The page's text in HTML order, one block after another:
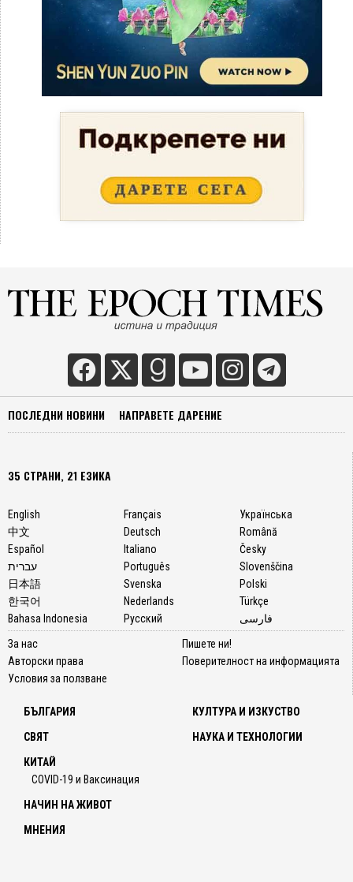
ПОСЛЕДНИ НОВИНИ НАПРАВЕТЕ ДАРЕНИЕ
35 СТРАНИ, 21 ЕЗИКА
English
中文
Español
עברית
日本語
한국어
Bahasa Indonesia
Français
Deutsch
Italiano
Português
Svenska
Nederlands
Русский
Українська
Română
Česky
Slovenščina
Polski
Türkçe
فارسی
За нас
Авторски права
Условия за ползване
Пишете ни!
Поверителност на информацията
БЪЛГАРИЯ
СВЯТ
КИТАЙ
COVID-19 и Ваксинация
КУЛТУРА И ИЗКУСТВО
НАУКА И ТЕХНОЛОГИИ
НАЧИН НА ЖИВОТ
МНЕНИЯ